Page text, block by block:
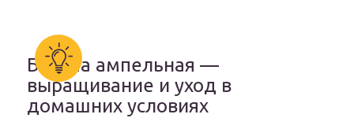
Бакопа ампельная —
выращивание и уход в
домашних условиях